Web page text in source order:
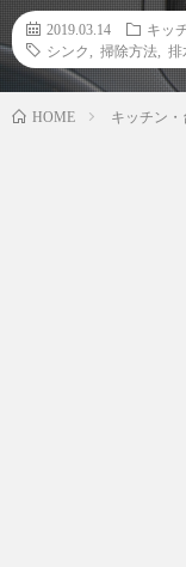
2019.03.14
キッ
シンク
掃除方法 排
HOME キッチン